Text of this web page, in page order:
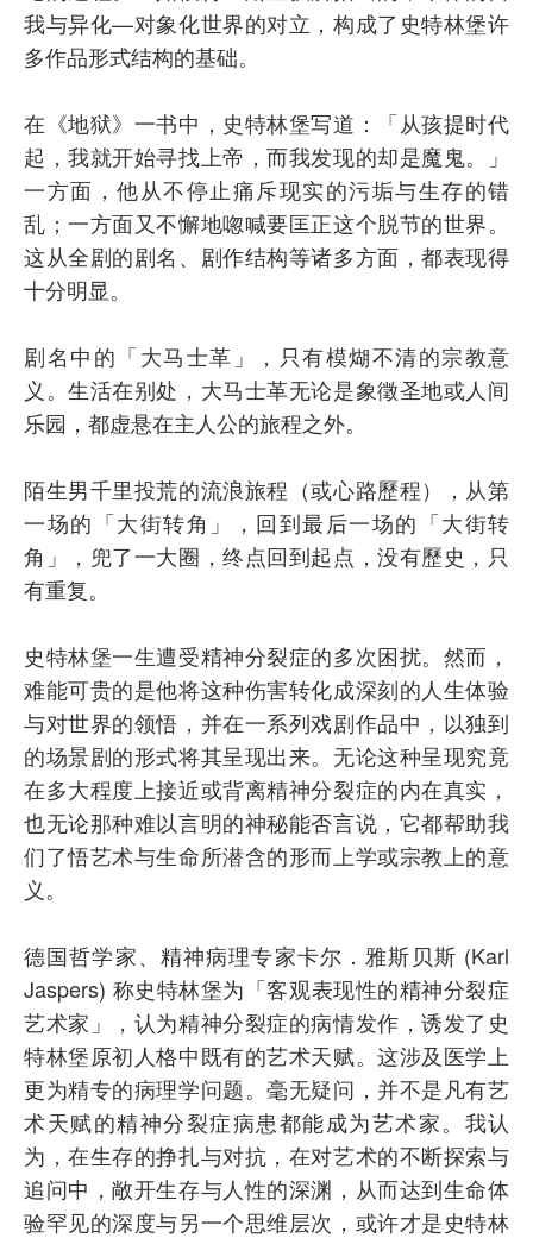
我与异化—对象化世界的对立，构成了史特林堡许
多作品形式结构的基础。
在《地狱》一书中，史特林堡写道：「从孩提时代
起，我就开始寻找上帝，而我发现的却是魔鬼。」
一方面，他从不停止痛斥现实的污垢与生存的错
乱；一方面又不懈地唿喊要匡正这个脱节的世界。
这从全剧的剧名、剧作结构等诸多方面，都表现得
十分明显。
剧名中的「大马士革」，只有模煳不清的宗教意
义。生活在别处，大马士革无论是象徵圣地或人间
乐园，都虚悬在主人公的旅程之外。
陌生男千里投荒的流浪旅程（或心路歷程），从第
一场的「大街转角」，回到最后一场的「大街转
角」，兜了一大圈，终点回到起点，没有歷史，只
有重复。
史特林堡一生遭受精神分裂症的多次困扰。然而，
难能可贵的是他将这种伤害转化成深刻的人生体验
与对世界的领悟，并在一系列戏剧作品中，以独到
的场景剧的形式将其呈现出来。无论这种呈现究竟
在多大程度上接近或背离精神分裂症的内在真实，
也无论那种难以言明的神秘能否言说，它都帮助我
们了悟艺术与生命所潜含的形而上学或宗教上的意
义。
德国哲学家、精神病理专家卡尔．雅斯贝斯 (Karl
Jaspers) 称史特林堡为「客观表现性的精神分裂症
艺术家」，认为精神分裂症的病情发作，诱发了史
特林堡原初人格中既有的艺术天赋。这涉及医学上
更为精专的病理学问题。毫无疑问，并不是凡有艺
术天赋的精神分裂症病患都能成为艺术家。我认
为，在生存的挣扎与对抗，在对艺术的不断探索与
追问中，敞开生存与人性的深渊，从而达到生命体
验罕见的深度与另一个思维层次，或许才是史特林